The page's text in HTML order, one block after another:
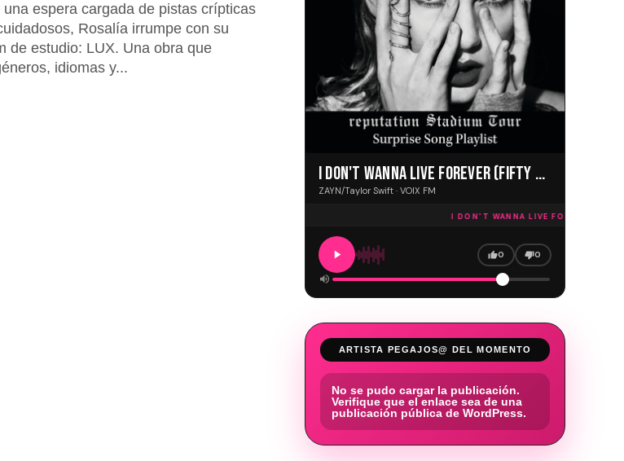
una espera cargada de pistas crípticas
Rosalía irrumpe con su
de estudio: LUX. Una obra que
idiomas y...
I DON'T WANNA LIVE FOREVER (FIFTY SHADES DARKER)
ZAYN/Taylor Swift · VOIX FM
I DON'T WANNA LIVE FOREVER
0 0
ARTISTA PEGAJOS@ DEL MOMENTO
No se pudo cargar la publicación.
Verifique que el enlace sea de una
publicación pública de WordPress.